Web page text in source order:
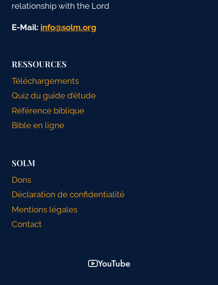
relationship with the Lord
E-Mail: gro.mlos@ofni
RESSOURCES
Téléchargements
Quiz du guide d’étude
Référence biblique
Bible en ligne
SOLM
Dons
Déclaration de confidentialité
Mentions légales
Contact
YouTube